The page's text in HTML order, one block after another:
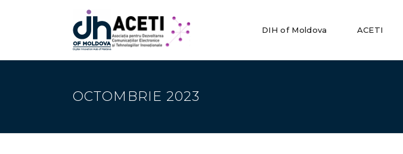
DIH of Moldova ACETI
OCTOMBRIE 2023